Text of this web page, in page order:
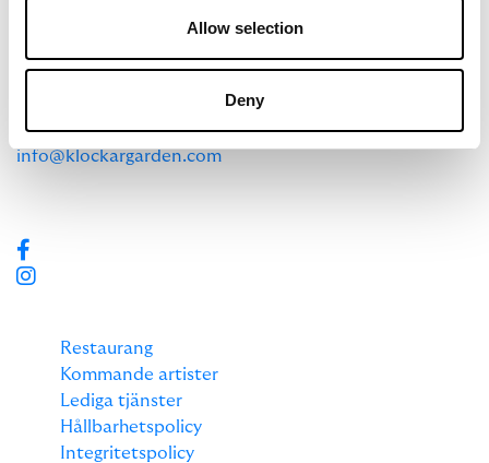
Allow selection
Deny
Det unika hotellet i vackra Tällberg med rik
+46 247-502 60
info@klockargarden.com
Restaurang
Kommande artister
Lediga tjänster
Hållbarhetspolicy
Integritetspolicy